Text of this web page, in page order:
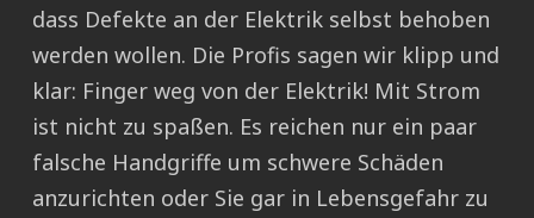
dass Defekte an der Elektrik selbst behoben
werden wollen. Die Profis sagen wir klipp und
klar: Finger weg von der Elektrik! Mit Strom
ist nicht zu spaßen. Es reichen nur ein paar
falsche Handgriffe um schwere Schäden
anzurichten oder Sie gar in Lebensgefahr zu